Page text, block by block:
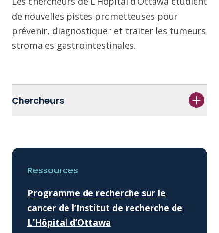
de nouvelles pistes prometteuses pour
prévenir, diagnostiquer et traiter les tumeurs
stromales gastrointestinales.
Chercheurs
Ressources
Programme de recherche sur le
cancer de l’Institut de recherche de
L’Hôpital d’Ottawa